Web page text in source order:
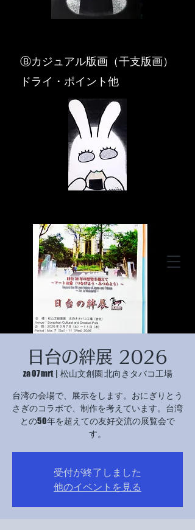
​Ⓑカジュアル版画（干支版画）
ドライ・ポイント他
© Copyright
© Copyright
日台の絆展 2026
za 07 mrt
  |
松山文創園 北向きタバコ工場
台湾の会場で、展示をします。おにぎりとう
さぎのコラボで、制作を考えています。台湾
との50年を超えての友好交流の展覧会で
す。
受付が終了しました
他のイベントを見る